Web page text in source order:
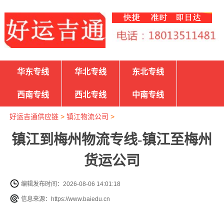
华东专线 华北专线 东北专线
西南专线 西北专线 中南专线
好运吉通供应链> 镇江物流公司 >
镇江到梅州物流专线-镇江至梅州
货运公司
编辑发布时间：2026-08-06 14:01:18
信息来源：https://www.baiedu.cn